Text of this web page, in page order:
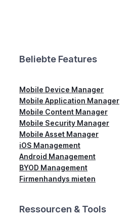
Beliebte Features
Mobile Device Manager
Mobile Application Manager
Mobile Content Manager
Mobile Security Manager
Mobile Asset Manager
iOS Management
Android Management
BYOD Management
Firmenhandys mieten
Ressourcen & Tools